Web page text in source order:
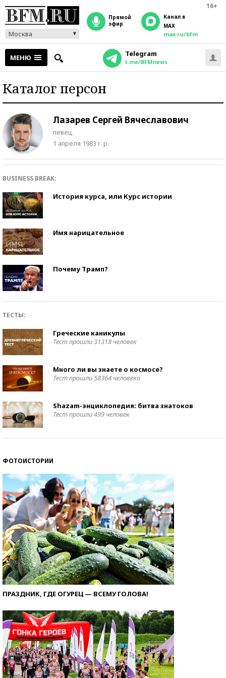
16+
Москва
прямой
эфир
Канал в
MAX
max.ru/bfm
МЕНЮ Telegram
t.me/BFMnews
Каталог персон
Лазарев Сергей Вячеславович
певец
1 апреля 1983 г. р.
BUSINESS BREAK:
История курса, или Курс истории
Имя нарицательное
Почему Трамп?
ТЕСТЫ:
Греческие каникулы
Тест прошли 31318 человек
Много ли вы знаете о космосе?
Тест прошли 58364 человека
Shazam-энциклопедия: битва знатоков
Тест прошли 499 человек
ФОТОИСТОРИИ
ПРАЗДНИК, ГДЕ ОГУРЕЦ — ВСЕМУ ГОЛОВА!